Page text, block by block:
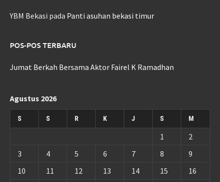
YBM Bekasi pada Panti asuhan bekasi timur
POS-POS TERBARU
Jumat Berkah Bersama Aktor Fairel K Ramadhan
Agustus 2026
S S R K J S M
1
2
3
4 5 6 7 8
9
10
11 12 13 14 15 16